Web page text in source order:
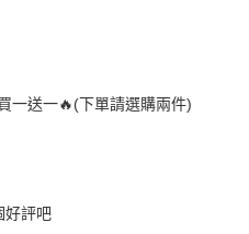
一送一🔥(下單請選購兩件)
好評吧